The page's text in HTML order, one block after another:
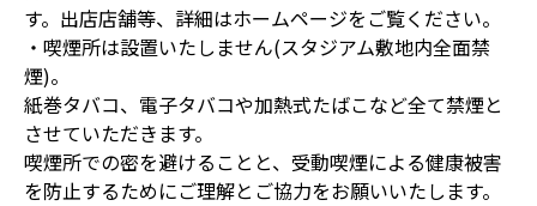
す。出店店舗等、詳細はホームページをご覧ください。
・喫煙所は設置いたしません(スタジアム敷地内全面禁
煙)。
紙巻タバコ、電子タバコや加熱式たばこなど全て禁煙と
させていただきます。
喫煙所での密を避けることと、受動喫煙による健康被害
を防止するためにご理解とご協力をお願いいたします。